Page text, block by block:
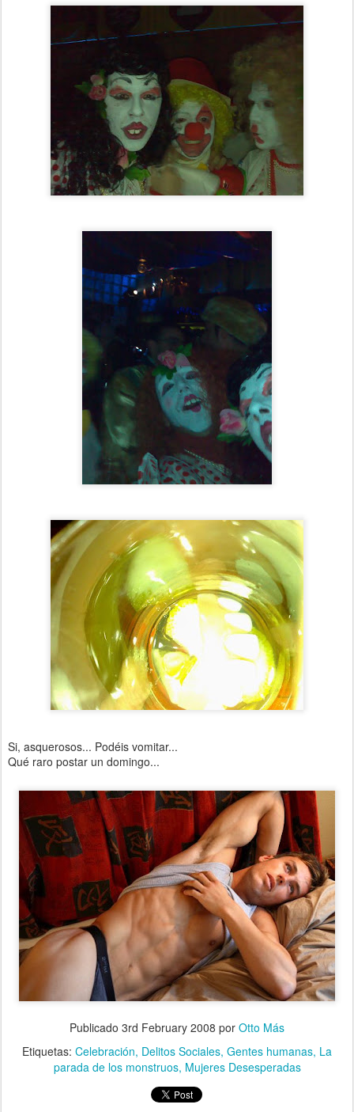
Si, asquerosos... Podéis vomitar...
Qué raro postar un domingo...
Publicado 3rd February 2008 por Otto Más
Etiquetas: Celebración Delitos Sociales Gentes humanas La
parada de los monstruos Mujeres Desesperadas